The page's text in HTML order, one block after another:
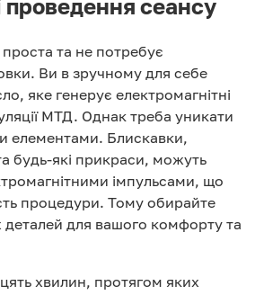
проведення сеансу
та не потребує
Ви в зручному для себе
яке генерує електромагнітні
МТД. Однак треба уникати
елементами. Блискавки,
будь-які прикраси, можуть
імпульсами, що
процедури. Тому обирайте
деталей для вашого комфорту та
хвилин, протягом яких